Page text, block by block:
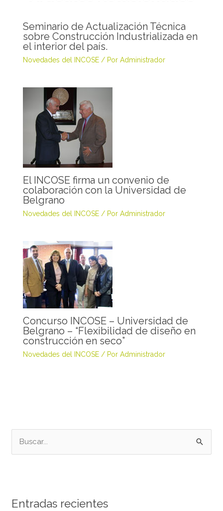
Seminario de Actualización Técnica
sobre Construcción Industrializada en
el interior del país.
Novedades del INCOSE/ Por Administrador
El INCOSE firma un convenio de
colaboración con la Universidad de
Belgrano
Novedades del INCOSE/ Por Administrador
Concurso INCOSE – Universidad de
Belgrano – “Flexibilidad de diseño en
construcción en seco”
Novedades del INCOSE/ Por Administrador
a
Entradas recientes